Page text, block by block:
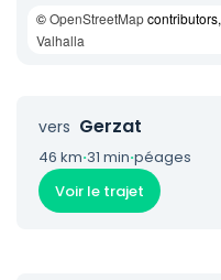
©OpenStreetMapcontributors,
Valhalla
vers Gerzat
46 km·31 min·péages
Voir le trajet